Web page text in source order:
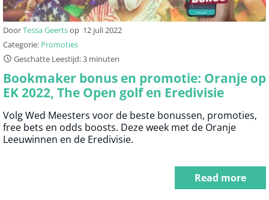
DoorTessa Geertsop 12 juli 2022
Categorie: Promoties
Geschatte Leestijd: 3 minuten
Bookmaker bonus en promotie: Oranje op
EK 2022, The Open golf en Eredivisie
Volg Wed Meesters voor de beste bonussen, promoties,
free bets en odds boosts. Deze week met de Oranje
Leeuwinnen en de Eredivisie.
Read more